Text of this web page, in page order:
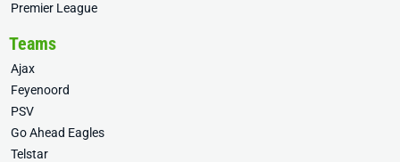
Premier League
Teams
Ajax
Feyenoord
PSV
Go Ahead Eagles
Telstar